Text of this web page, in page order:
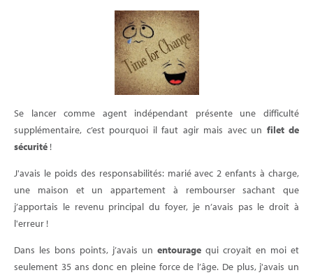
Se lancer comme agent indépendant présente une difficulté
supplémentaire, c’est pourquoi il faut agir mais avec un filet de
sécurité !
J'avais le poids des responsabilités: marié avec 2 enfants à charge,
une maison et un appartement à rembourser sachant que
j’apportais le revenu principal du foyer, je n’avais pas le droit à
l'erreur !
Dans les bons points, j’avais un entourage qui croyait en moi et
seulement 35 ans donc en pleine force de l’âge. De plus, j'avais un